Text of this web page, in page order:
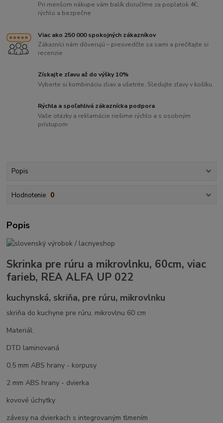
Pri menšom nákupe vám balík doručíme za poplatok 4€,
rýchlo a bezpečne
Viac ako 250 000 spokojných zákazníkov
Zákazníci nám dôverujú – presvedčte sa sami a prečítajte si
recenzie
Získajte zľavu až do výšky 10%
Vyberte si kombináciu zliav a ušetrite. Sledujte zľavy v košíku
Rýchla a spoľahlivá zákaznícka podpora
Vaše otázky a reklamácie riešime rýchlo a s osobným
prístupom
Popis
Hodnotenie 0
Popis
Skrinka pre rúru a mikrovlnku, 60cm, viac
farieb, REA ALFA UP 022
kuchynská, skriňa, pre rúru, mikrovlnku
skriňa do kuchyne pre rúru, mikrovlnu 60 cm
Materiál:
DTD laminovaná
0,5 mm ABS hrany - korpusy
2 mm ABS hrany - dvierka
kovové úchytky
závesy na dvierkach s integrovaným tlmením